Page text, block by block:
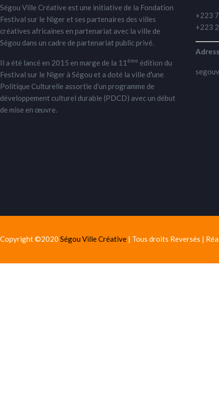
Ségou Ville Créative est une initiative de la Fondation
Festival sur le Niger et ses partenaires des villes
créatives africaines en partenariat avec la ville de
Ségou dans un cadre de partenariat public privé.
Il a été lancé en 2015 en marge de la 11 ème édition du
Festival sur le Niger à Ségou et a doté la ville d’une
Politique Culturelle assortie d’un programme de
développement culturel durable (PDCD) avec un début
de mise en œuvre.
+223
+223
Copyright ©2020 Ségou Ville Créative | Tous droits Reversés |